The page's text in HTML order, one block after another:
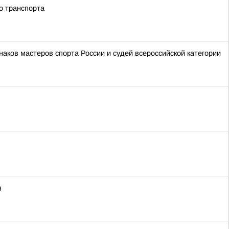
транспорта
мастеров спорта России и судей всероссийской категории